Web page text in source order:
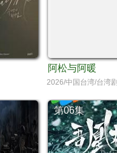
阿松与阿暖
2026/中国台湾/台湾剧
第06集